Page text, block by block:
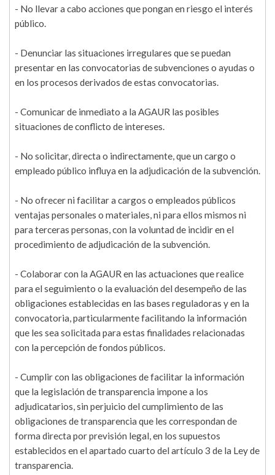
- No llevar a cabo acciones que pongan en riesgo el interés
público.
- Denunciar las situaciones irregulares que se puedan
presentar en las convocatorias de subvenciones o ayudas o
en los procesos derivados de estas convocatorias.
- Comunicar de inmediato a la AGAUR las posibles
situaciones de conflicto de intereses.
- No solicitar, directa o indirectamente, que un cargo o
empleado público influya en la adjudicación de la subvención.
- No ofrecer ni facilitar a cargos o empleados públicos
ventajas personales o materiales, ni para ellos mismos ni
para terceras personas, con la voluntad de incidir en el
procedimiento de adjudicación de la subvención.
- Colaborar con la AGAUR en las actuaciones que realice
para el seguimiento o la evaluación del desempeño de las
obligaciones establecidas en las bases reguladoras y en la
convocatoria, particularmente facilitando la información
que les sea solicitada para estas finalidades relacionadas
con la percepción de fondos públicos.
- Cumplir con las obligaciones de facilitar la información
que la legislación de transparencia impone a los
adjudicatarios, sin perjuicio del cumplimiento de las
obligaciones de transparencia que les correspondan de
forma directa por previsión legal, en los supuestos
establecidos en el apartado cuarto del artículo 3 de la Ley de
transparencia.